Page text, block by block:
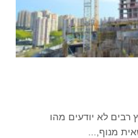
רבים לא יודעים מהו
מנוף,...